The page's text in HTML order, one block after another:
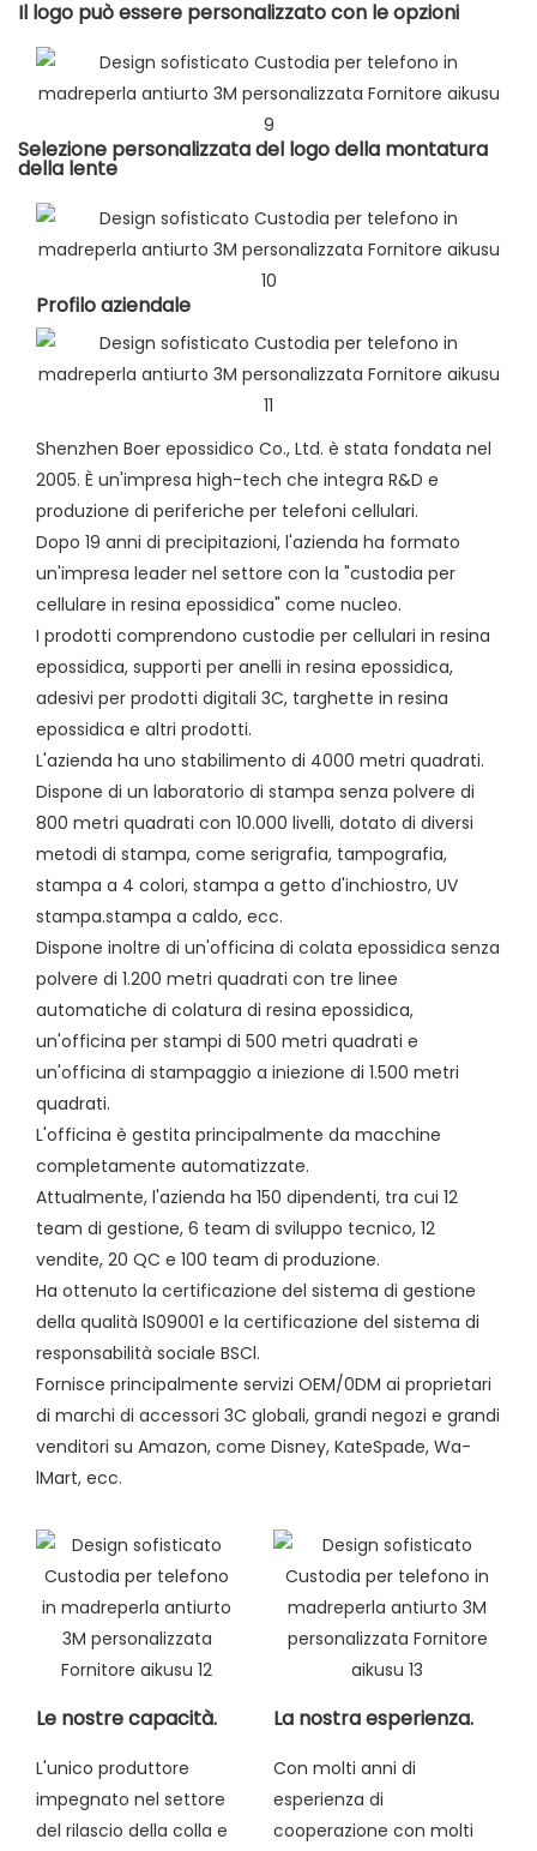
Il logo può essere personalizzato con le opzioni
Selezione personalizzata del logo della montatura
della lente
Profilo aziendale​
Shenzhen Boer epossidico Co., Ltd. è stata fondata nel
2005. È un'impresa high-tech che integra R&D e
produzione di periferiche per telefoni cellulari.
Dopo 19 anni di precipitazioni, l'azienda ha formato
un'impresa leader nel settore con la "custodia per
cellulare in resina epossidica" come nucleo.
I prodotti comprendono custodie per cellulari in resina
epossidica, supporti per anelli in resina epossidica,
adesivi per prodotti digitali 3C, targhette in resina
epossidica e altri prodotti.
L'azienda ha uno stabilimento di 4000 metri quadrati.
Dispone di un laboratorio di stampa senza polvere di
800 metri quadrati con 10.000 livelli, dotato di diversi
metodi di stampa, come serigrafia, tampografia,
stampa a 4 colori, stampa a getto d'inchiostro, UV
stampa.stampa a caldo, ecc.
Dispone inoltre di un'officina di colata epossidica senza
polvere di 1.200 metri quadrati con tre linee
automatiche di colatura di resina epossidica,
un'officina per stampi di 500 metri quadrati e
un'officina di stampaggio a iniezione di 1.500 metri
quadrati.
L'officina è gestita principalmente da macchine
completamente automatizzate.
Attualmente, l'azienda ha 150 dipendenti, tra cui 12
team di gestione, 6 team di sviluppo tecnico, 12
vendite, 20 QC e 100 team di produzione.
Ha ottenuto la certificazione del sistema di gestione
della qualità lS09001 e la certificazione del sistema di
responsabilità sociale BSCl.
Fornisce principalmente servizi OEM/0DM ai proprietari
di marchi di accessori 3C globali, grandi negozi e grandi
venditori su Amazon, come Disney, KateSpade, Wa-
lMart, ecc.
Le nostre capacità.
L'unico produttore
impegnato nel settore
del rilascio della colla e
La nostra esperienza.
Con molti anni di
esperienza di
cooperazione con molti